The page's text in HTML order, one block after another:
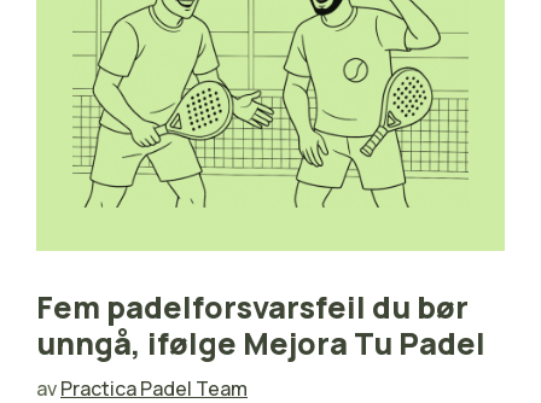
Fem padelforsvarsfeil du bør
unngå, ifølge Mejora Tu Padel
avPractica Padel Team